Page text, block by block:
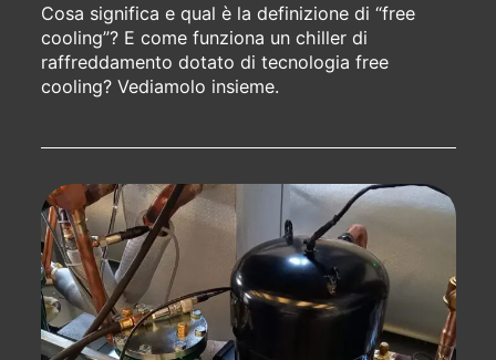
Cosa significa e qual è la definizione di “free
cooling”? E come funziona un chiller di
raffreddamento dotato di tecnologia free
cooling? Vediamolo insieme.